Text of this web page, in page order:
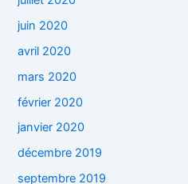
juin 2020
avril 2020
mars 2020
février 2020
janvier 2020
décembre 2019
septembre 2019